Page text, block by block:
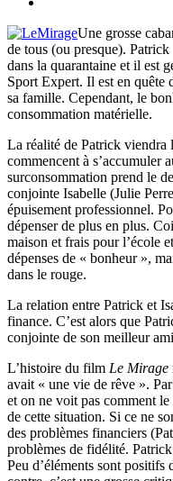
Une grosse
de tous (ou presque).
dans la quarantaine et il est
Sport Expert. Il est en quête
sa famille. Cependant, le
consommation matérielle.
La réalité de Patrick viendra
commencent à s’accumuler
surconsommation prend le
conjointe Isabelle (Julie
épuisement professionnel.
dépenser de plus en plus.
maison et frais pour l’école
dépenses de « bonheur »,
dans le rouge.
La relation entre Patrick et
finance. C’est alors que
conjointe de son meilleur
L’histoire du film Le Mirage
avait « une vie de rêve ».
et on ne voit pas comment
de cette situation. Si ce ne
des problèmes financiers
problèmes de fidélité.
Peu d’éléments sont